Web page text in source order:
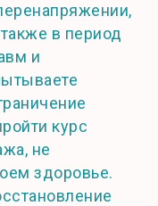
в период
и
курс
не
здоровье.